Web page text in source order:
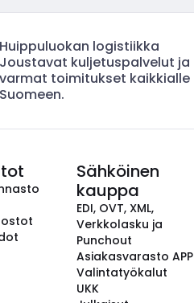
Huippuluokan logistiikka
Joustavat kuljetuspalvelut ja
varmat toimitukset kaikkialle
Suomeen.
Sähköinen
kauppa
EDI, OVT, XML,
Verkkolasku ja
Punchout
Asiakasvarasto APP
Valintatyökalut
UKK